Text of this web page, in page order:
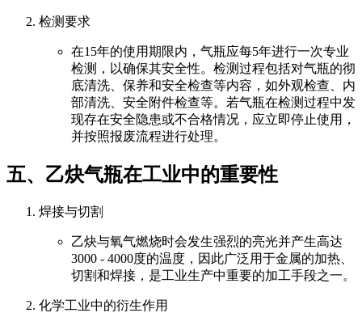
检测要求
在15年的使用期限内，气瓶应每5年进行一次专业
检测，以确保其安全性。检测过程包括对气瓶的彻
底清洗、保养和安全检查等内容，如外观检查、内
部清洗、安全附件检查等。若气瓶在检测过程中发
现存在安全隐患或不合格情况，应立即停止使用，
并按照报废流程进行处理。
五、乙炔气瓶在工业中的重要性
焊接与切割
乙炔与氧气燃烧时会发生强烈的亮光并产生高达
3000 - 4000度的温度，因此广泛用于金属的加热、
切割和焊接，是工业生产中重要的加工手段之一。
化学工业中的衍生作用